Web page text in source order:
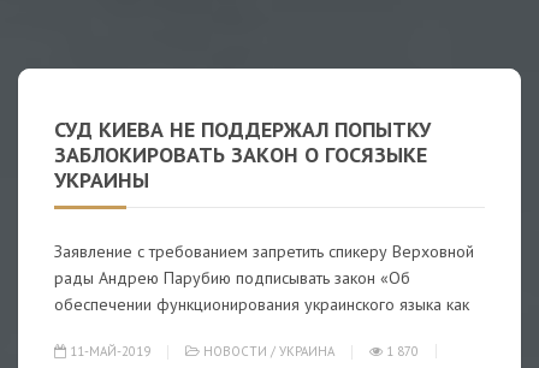
СУД КИЕВА НЕ ПОДДЕРЖАЛ ПОПЫТКУ
ЗАБЛОКИРОВАТЬ ЗАКОН О ГОСЯЗЫКЕ
УКРАИНЫ
Заявление с требованием запретить спикеру Верховной
рады Андрею Парубию подписывать закон «Об
обеспечении функционирования украинского языка как
11-МАЙ-2019 НОВОСТИ / УКРАИНА
1 870